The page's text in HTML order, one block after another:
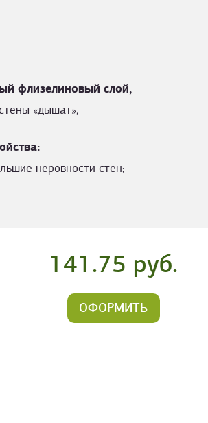
флизелиновый слой,
«дышат»;
неровности стен;
141.75 руб.
ОФОРМИТЬ